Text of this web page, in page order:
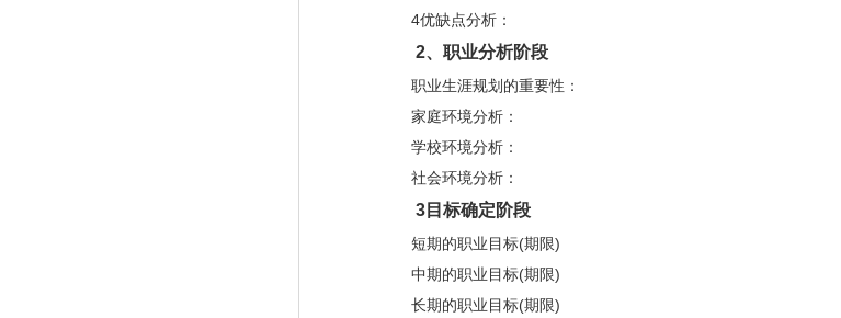
4优缺点分析：
2、职业分析阶段
职业生涯规划的重要性：
家庭环境分析：
学校环境分析：
社会环境分析：
3 目标确定阶段
短期的职业目标(期限)
中期的职业目标(期限)
长期的职业目标(期限)